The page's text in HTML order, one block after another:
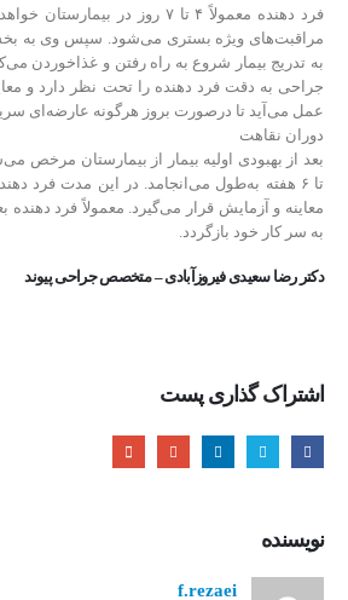
فرد دهنده معمولاً ۴ تا ۷ روز در
مراقبت‌های ویژه بستری می‌شود. سپس وی به
به تدریج بیمار شروع به راه رفتن و غذاخوردن
جراحی به دقت فرد دهنده را تحت نظر دارد و
عمل می‌آید تا درصورت بروز هرگونه عارضه‌ای
دوران نقاهت
تا ۶ هفته به‌طول می‌انجامد. در این مدت فرد
به سر کار خود بازگردد.
دکتر رضا سعیدی فیروزآبادی – متخصص جراحی پیوند
اشتراک گذاری پست
نویسنده
f.rezaei